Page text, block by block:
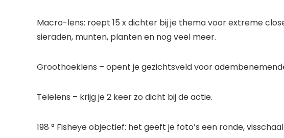
Macro-lens: roept 15 x dichter bij je thema voor extreme
sieraden, munten, planten en nog veel meer.
Groothoeklens – opent je gezichtsveld voor
Telelens – krijg je 2 keer zo dicht bij de actie.
198 ° Fisheye objectief: het geeft je foto’s een ronde,